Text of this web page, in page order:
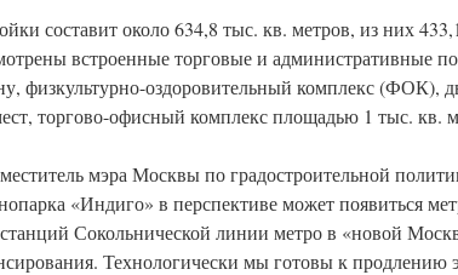
составит около 634,8 тыс. кв. метров, из них
встроенные торговые и административные
физкультурно-оздоровительный комплекс (ФОК),
торгово-офисный комплекс площадью 1 тыс. кв.
мэра Москвы по градостроительной
«Индиго» в перспективе может появиться
Сокольнической линии метро в «новой
Технологически мы готовы к продлению